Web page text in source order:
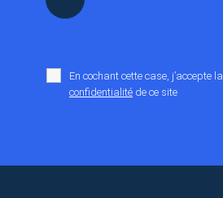
En cochant cette case, j’accepte la
confidentialité de ce site